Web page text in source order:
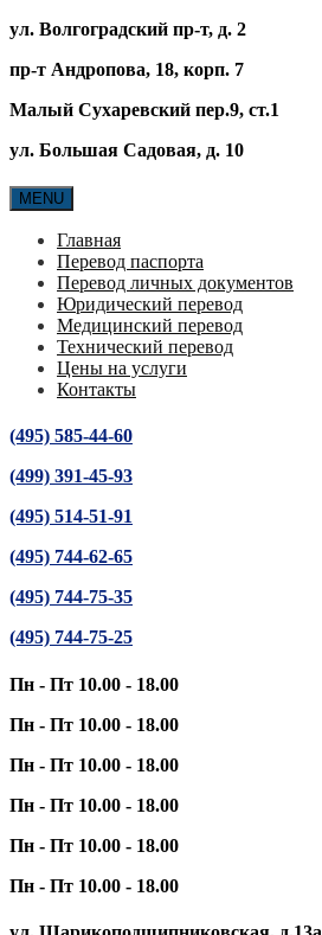
ул. Волгоградский пр-т, д. 2
пр-т Андропова, 18, корп. 7
Малый Сухаревский пер.9, ст.1
ул. Большая Садовая, д. 10
MENU
Главная
Перевод паспорта
Перевод личных документов
Юридический перевод
Медицинский перевод
Технический перевод
Цены на услуги
Контакты
(495) 585-44-60
(499) 391-45-93
(495) 514-51-91
(495) 744-62-65
(495) 744-75-35
(495) 744-75-25
Пн - Пт 10.00 - 18.00
Пн - Пт 10.00 - 18.00
Пн - Пт 10.00 - 18.00
Пн - Пт 10.00 - 18.00
Пн - Пт 10.00 - 18.00
Пн - Пт 10.00 - 18.00